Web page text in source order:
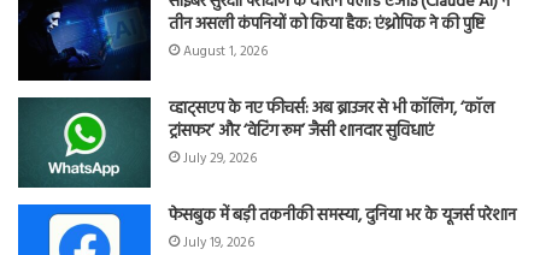
तीन असली कंपनियों को किया हैक: एंथ्रोपिक ने की पुष्टि
August 1, 2026
व्हाट्सएप के नए फीचर्स: अब ब्राउजर से भी कॉलिंग, ‘कॉल
ट्रांसफर’ और ‘वेटिंग रूम’ जैसी शानदार सुविधाएं
July 29, 2026
फेसबुक में बड़ी तकनीकी समस्या, दुनिया भर के यूजर्स परेशान
July 19, 2026